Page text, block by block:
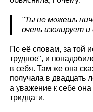
"Ты не можешь
очень изолирует
По её словам, за той
трудное", и
в себя. Там же она
получала в двадцать
а уважение к себе она
тридцати.